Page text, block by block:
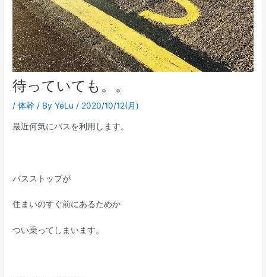
待っていても。。
/体幹 / ByYéLu / 2020/10/12(月)
最近何気にバスを利用します。
バスストップが
住まいのすぐ前にあるためか
つい乗ってしまいます。